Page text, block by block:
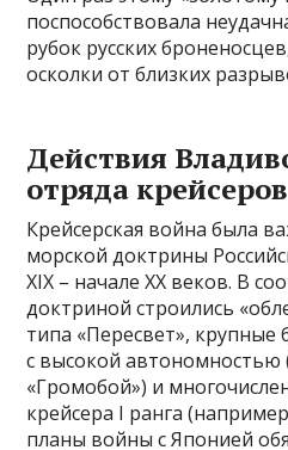
поспособствовала
рубок русских
осколки от близких
Действия
отряда крейсеров
Крейсерская война была
морской доктрины
XIX – начале XX веков. В
доктриной строились
типа «Пересвет», крупные
с высокой автономностью
«Громобой») и
крейсера I ранга
планы войны с Японией